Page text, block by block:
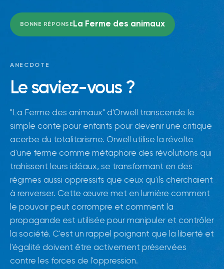
BONNE RÉPONSE La Ferme des animaux
ANECDOTE
Le saviez-vous ?
"La Ferme des animaux" d'Orwell transcende le
simple conte pour enfants pour devenir une critique
acerbe du totalitarisme. Orwell utilise la révolte
d'une ferme comme métaphore des révolutions qui
trahissent leurs idéaux, se transformant en des
régimes aussi oppressifs que ceux qu'ils cherchaient
à renverser. Cette œuvre met en lumière comment
le pouvoir peut corrompre et comment la
propagande est utilisée pour manipuler et contrôler
la société. C'est un rappel poignant que la liberté et
l'égalité doivent être activement préservées
contre les forces de l'oppression.